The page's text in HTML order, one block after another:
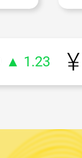
▲ 1.23